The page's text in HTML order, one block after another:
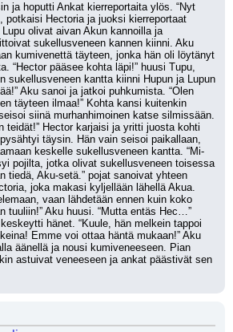
ja hoputti Ankat kierreportaita ylös. “Nyt
potkaisi Hectoria ja juoksi kierreportaat
Lupu olivat aivan Akun kannoilla ja
sukellusveneen kannen kiinni. Aku
kumivenettä täyteen, jonka hän oli löytänyt
“Hector pääsee kohta läpi!” huusi Tupu,
sukellusveneen kantta kiinni Hupun ja Lupun
Aku sanoi ja jatkoi puhkumista. “Olen
täyteen ilmaa!” Kohta kansi kuitenkin
siinä murhanhimoinen katse silmissään.
teidät!” Hector karjaisi ja yritti juosta kohti
täysin. Hän vain seisoi paikallaan,
keskelle sukellusveneen kantta. “Mi-
pojilta, jotka olivat sukellusveneen toisessa
tiedä, Aku-setä.” pojat sanoivat yhteen
joka makasi kyljellään lähellä Akua.
vaan lähdetään ennen kuin koko
tuuliin!” Aku huusi. “Mutta entäs Hec…”
hänet. “Kuule, hän melkein tappoi
Emme voi ottaa häntä mukaan!” Aku
äänellä ja nousi kumiveneeseen. Pian
astuivat veneeseen ja ankat päästivät sen